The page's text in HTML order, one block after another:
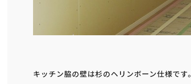
キッチン脇の壁は杉のヘリンボーン仕様です。